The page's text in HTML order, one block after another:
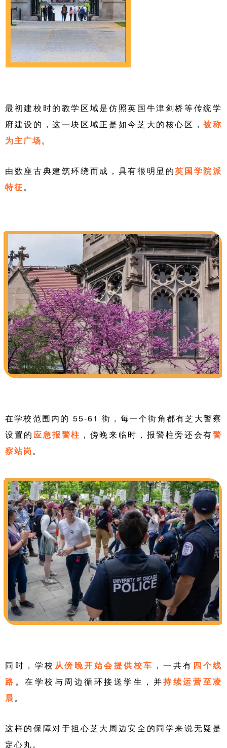
最初建校时的教学区域是仿照英国牛津剑桥等传统学
府建设的，这一块区域正是如今芝大的核心区，被称
为主广场。
由数座古典建筑环绕而成，具有很明显的英国学院派
特征。
在学校范围内的 55-61 街，每一个街角都有芝大警察
设置的应急报警柱 ，傍晚来临时，报警柱旁还会有警
察站岗。
同时，学校 从傍晚开始会提供校车 ，一共有 四个线
路 。在学校与周边循环接送学生，并持续运营至凌
晨。
这样的保障对于担心芝大周边安全的同学来说无疑是
定心丸。